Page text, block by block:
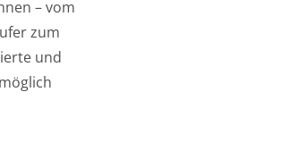
– vom
zum
und